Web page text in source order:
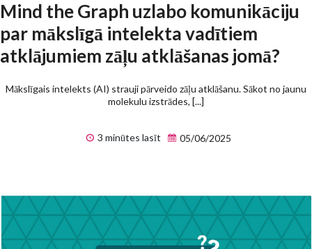
Mind the Graph uzlabo komunikāciju
par mākslīgā intelekta vadītiem
atklājumiem zāļu atklāšanas jomā?
Mākslīgais intelekts (AI) strauji pārveido zāļu atklāšanu. Sākot no jaunu
molekulu izstrādes, [...]
3 minūtes lasīt 05/06/2025